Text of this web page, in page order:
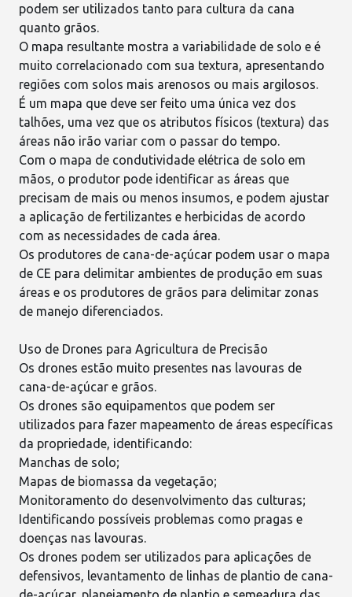
podem ser utilizados tanto para cultura da cana
quanto grãos.
O mapa resultante mostra a variabilidade de solo e é
muito correlacionado com sua textura, apresentando
regiões com solos mais arenosos ou mais argilosos.
É um mapa que deve ser feito uma única vez dos
talhões, uma vez que os atributos físicos (textura) das
áreas não irão variar com o passar do tempo.
Com o mapa de condutividade elétrica de solo em
mãos, o produtor pode identificar as áreas que
precisam de mais ou menos insumos, e podem ajustar
a aplicação de fertilizantes e herbicidas de acordo
com as necessidades de cada área.
Os produtores de cana-de-açúcar podem usar o mapa
de CE para delimitar ambientes de produção em suas
áreas e os produtores de grãos para delimitar zonas
de manejo diferenciados.
Uso de Drones para Agricultura de Precisão
Os drones estão muito presentes nas lavouras de
cana-de-açúcar e grãos.
Os drones são equipamentos que podem ser
utilizados para fazer mapeamento de áreas específicas
da propriedade, identificando:
Manchas de solo;
Mapas de biomassa da vegetação;
Monitoramento do desenvolvimento das culturas;
Identificando possíveis problemas como pragas e
doenças nas lavouras.
Os drones podem ser utilizados para aplicações de
defensivos, levantamento de linhas de plantio de cana-